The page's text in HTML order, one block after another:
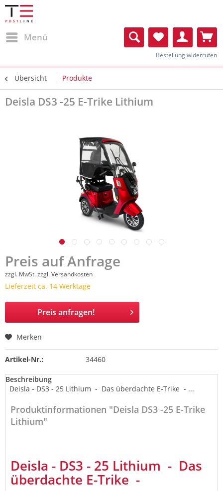
Menü
Bestellung widerrufen
Übersicht Produkte
Deisla DS3 -25 E-Trike Lithium
Preis auf Anfrage
zzgl. MwSt.zzgl. Versandkosten
Lieferzeit ca. 14 Werktage
Preis anfragen!
Merken
Artikel-Nr.: 34460
Beschreibung
Deisla - DS3 - 25 Lithium - Das überdachte E-Trike - ...
Produktinformationen "Deisla DS3 -25 E-Trike
Lithium"
Deisla - DS3 - 25 Lithium - Das
überdachte E-Trike -